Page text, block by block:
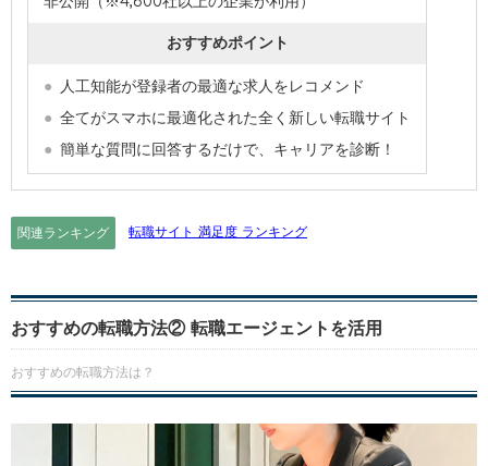
おすすめポイント
人工知能が登録者の最適な求人をレコメンド
全てがスマホに最適化された全く新しい転職サイト
簡単な質問に回答するだけで、キャリアを診断！
関連ランキング 転職サイト 満足度 ランキング
おすすめの転職方法② 転職エージェントを活用
おすすめの転職方法は？